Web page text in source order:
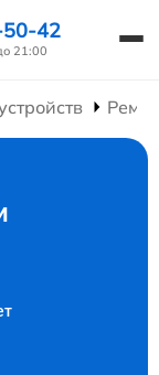
42
21:00